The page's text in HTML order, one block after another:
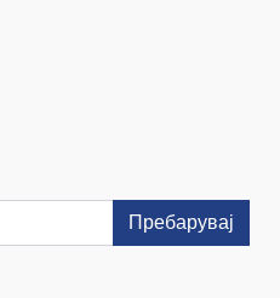
Пребарувај